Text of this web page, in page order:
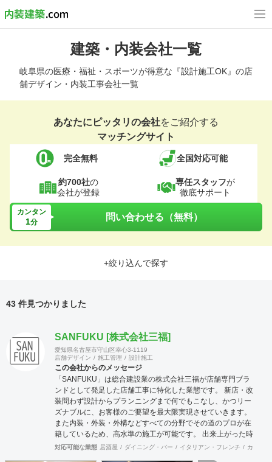
建築・内装会社一覧
岐阜県の医療・福祉・スポーツが得意な『設計施工OK』の店
舗デザイン・内装工事会社一覧
あなたにピッタリの会社をご紹介する
マッチングサイト
完全無料 全国対応可能
約700社の
会社が登録
専任スタッフが
徹底サポート
カンタン
1分 問い合わせる（無料）
+絞り込んで探す
43 件見つかりました
SANFUKU [株式会社三福]
愛知県名古屋市守山区幸心3-1119
店舗デザイン
施工管理 設計施工
この会社からのメッセージ
「SANFUKU」は総合建設業の株式会社三福が店舗専門ブラ
ンドとして発足した店舗工事に特化した業態です。 新店・改
装問わず設計からプランニングまで何でもこなし、かつリー
ズナブルに、お客様のご要望を最大限実現させていきます。
また内装・外装・外構などすべての分野でその道のプロが在
籍しているため、高水準の施工が可能です。 出来上がった時
に綺麗なのは当たり前！腕の良さは年数が経てば経つほど実
対応可能な業態 居酒屋 ダイニング・バー イタリアン・フレンチ カフェ